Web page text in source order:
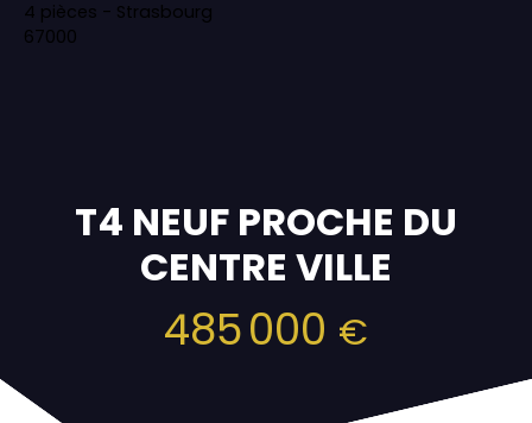
T4 NEUF PROCHE DU
CENTRE VILLE
485 000 €